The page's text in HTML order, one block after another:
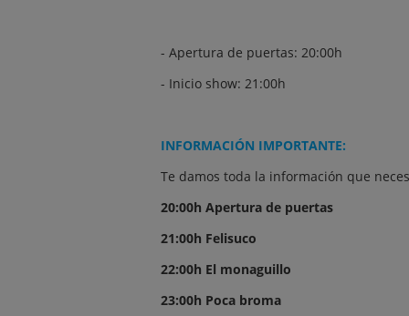
- Apertura de puertas: 20:00h
- Inicio show: 21:00h
INFORMACIÓN IMPORTANTE:
Te damos toda la información que
20:00h Apertura de puertas
21:00h Felisuco
22:00h El monaguillo
23:00h Poca broma